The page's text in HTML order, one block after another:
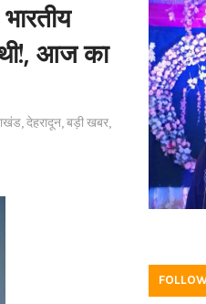
थी!, आज का
,देहरादून,बड़ी खबर,